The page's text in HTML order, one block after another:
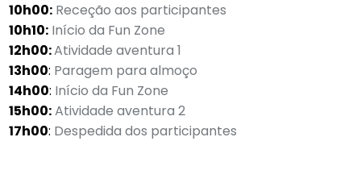
10h00: Receção aos participantes
10h10: Início da Fun Zone
12h00:Atividade aventura 1
13h00: Paragem para almoço
14h00: Início da Fun Zone
15h00:Atividade aventura 2
17h00: Despedida dos participantes